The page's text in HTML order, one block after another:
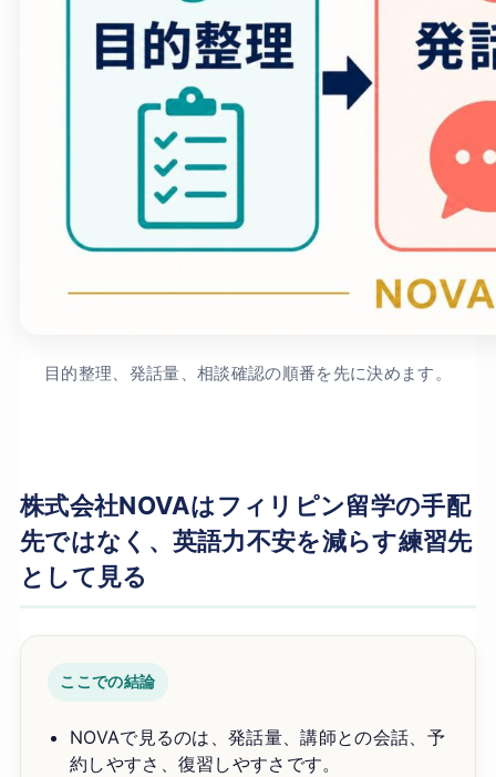
目的整理、発話量、相談確認の順番を先に決めます。
株式会社NOVAはフィリピン留学の手配
先ではなく、英語力不安を減らす練習先
として見る
ここでの結論
NOVAで見るのは、発話量、講師との会話、予
約しやすさ、復習しやすさです。